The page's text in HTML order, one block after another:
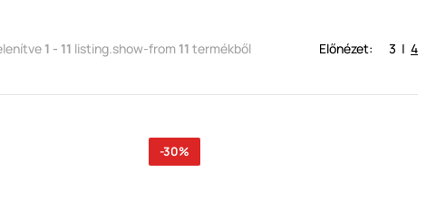
1 - 11 listing.show-from 11 termékből Előnézet: 3 | 4
-30%